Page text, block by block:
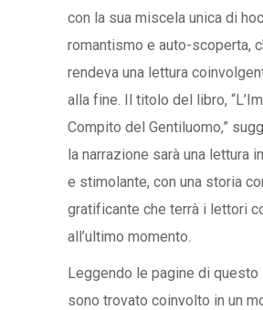
con la sua miscela unica di
romantismo e auto-scoperta,
rendeva una lettura
alla fine. Il titolo del libro,
Compito del Gentiluomo,”
la narrazione sarà una lettura
e stimolante, con una storia
gratificante che terrà i lettori
all’ultimo momento.
Leggendo le pagine di questo
sono trovato coinvolto in un